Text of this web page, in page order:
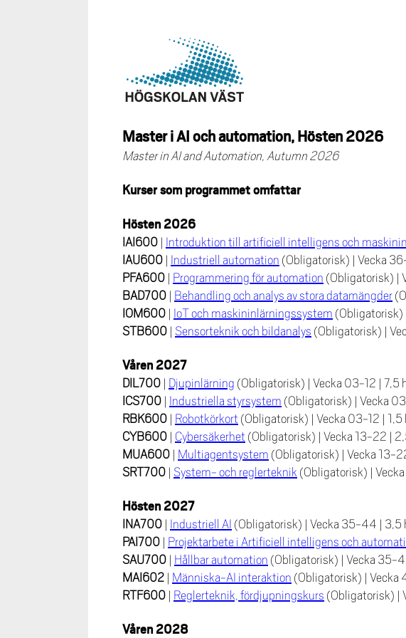
Master i AI och automation, Hösten 2026
Master in AI and Automation, Autumn 2026
Kurser som programmet omfattar
Hösten 2026
IAI600 | Introduktion till artificiell intelligens och
IAU600 | Industriell automation (Obligatorisk) | Vecka
PFA600 | Programmering för automation (Obligatorisk) |
BAD700 | Behandling och analys av stora datamängder
IOM600 | IoT och maskininlärningssystem (Obligatorisk)
STB600 | Sensorteknik och bildanalys (Obligatorisk) |
Våren 2027
DIL700 | Djupinlärning (Obligatorisk) | Vecka 03-12 | 7,5
ICS700 | Industriella styrsystem (Obligatorisk) | Vecka
RBK600 | Robotkörkort (Obligatorisk) | Vecka 03-12 | 1,5
CYB600 | Cybersäkerhet (Obligatorisk) | Vecka 13-22 |
MUA600 | Multiagentsystem (Obligatorisk) | Vecka 13-
SRT700 | System- och reglerteknik (Obligatorisk) |
Hösten 2027
INA700 | Industriell AI (Obligatorisk) | Vecka 35-44 | 3,5
PAI700 | Projektarbete i Artificiell intelligens och
SAU700 | Hållbar automation (Obligatorisk) | Vecka 35-
MAI602 | Människa-AI interaktion (Obligatorisk) | Vecka
RTF600 | Reglerteknik, fördjupningskurs (Obligatorisk) |
Våren 2028